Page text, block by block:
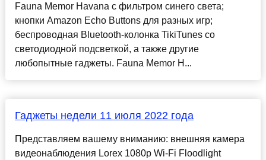
Fauna Memor Havana с фильтром синего света;
кнопки Amazon Echo Buttons для разных игр;
беспроводная Bluetooth-колонка TikiTunes со
светодиодной подсветкой, а также другие
любопытные гаджеты. Fauna Memor H...
Гаджеты недели 11 июля 2022 года
Представляем вашему вниманию: внешняя камера
видеонаблюдения Lorex 1080p Wi-Fi Floodlight